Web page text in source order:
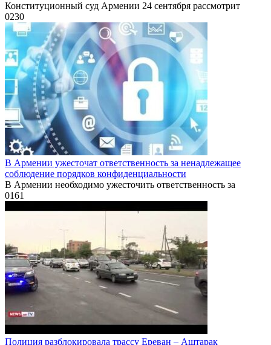
Конституционный суд Армении 24 сентября рассмотрит
0230
В Армении ужесточат ответственность за ненадлежащее
соблюдение порядков конфиденциальности
В Армении необходимо ужесточить ответственность за
0161
Полиция разблокировала трассу Ереван – Аштарак